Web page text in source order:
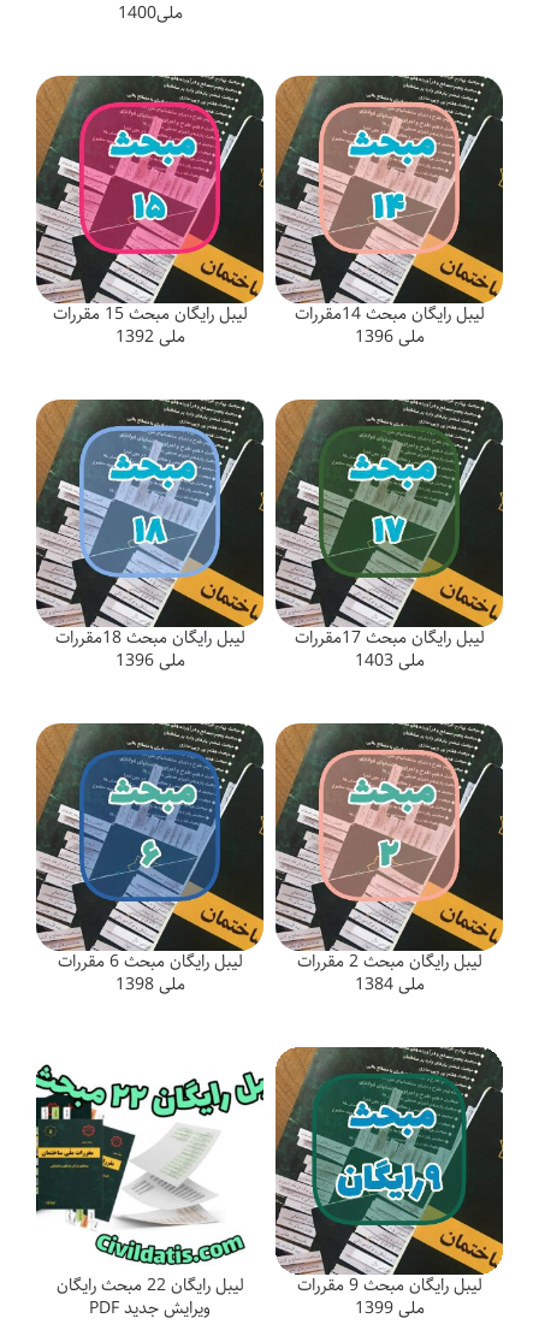
ملی1400
لیبل رایگان مبحث 14مقررات
ملی 1396
لیبل رایگان مبحث 15 مقررات
ملی 1392
لیبل رایگان مبحث 17مقررات
ملی 1403
لیبل رایگان مبحث 18مقررات
ملی 1396
لیبل رایگان مبحث 2 مقررات
ملی 1384
لیبل رایگان مبحث 6 مقررات
ملی 1398
لیبل رایگان مبحث 9 مقررات
ملی 1399
لیبل رایگان 22 مبحث رایگان
ویرایش جدید PDF